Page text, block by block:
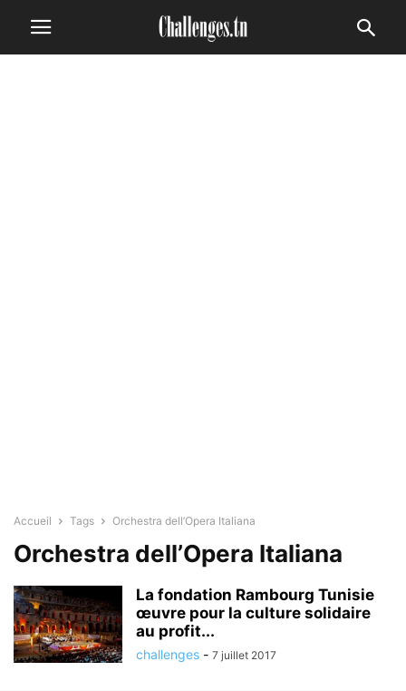
Accueil Tags Orchestra dell’Opera Italiana
Orchestra dell’Opera Italiana
La fondation Rambourg Tunisie
œuvre pour la culture solidaire
au profit...
challenges - 7 juillet 2017